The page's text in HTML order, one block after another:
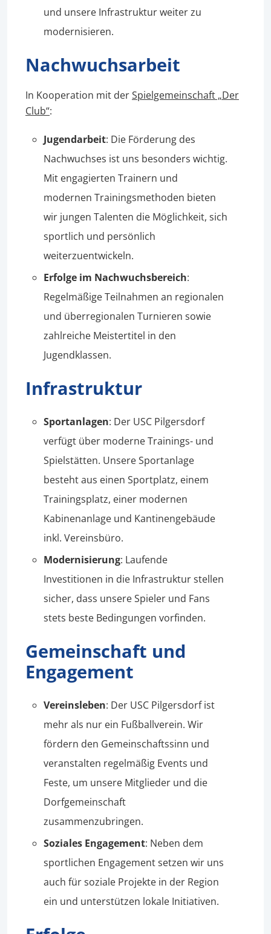
und unsere Infrastruktur weiter zu
modernisieren.
Nachwuchsarbeit
In Kooperation mit derSpielgemeinschaft „Der
Club“:
Jugendarbeit: Die Förderung des
Nachwuchses ist uns besonders wichtig.
Mit engagierten Trainern und
modernen Trainingsmethoden bieten
wir jungen Talenten die Möglichkeit, sich
sportlich und persönlich
weiterzuentwickeln.
Erfolge im Nachwuchsbereich:
Regelmäßige Teilnahmen an regionalen
und überregionalen Turnieren sowie
zahlreiche Meistertitel in den
Jugendklassen.
Infrastruktur
Sportanlagen: Der USC Pilgersdorf
verfügt über moderne Trainings- und
Spielstätten. Unsere Sportanlage
besteht aus einen Sportplatz, einem
Trainingsplatz, einer modernen
Kabinenanlage und Kantinengebäude
inkl. Vereinsbüro.
Modernisierung: Laufende
Investitionen in die Infrastruktur stellen
sicher, dass unsere Spieler und Fans
stets beste Bedingungen vorfinden.
Gemeinschaft und
Engagement
Vereinsleben: Der USC Pilgersdorf ist
mehr als nur ein Fußballverein. Wir
fördern den Gemeinschaftssinn und
veranstalten regelmäßig Events und
Feste, um unsere Mitglieder und die
Dorfgemeinschaft
zusammenzubringen.
Soziales Engagement: Neben dem
sportlichen Engagement setzen wir uns
auch für soziale Projekte in der Region
ein und unterstützen lokale Initiativen.